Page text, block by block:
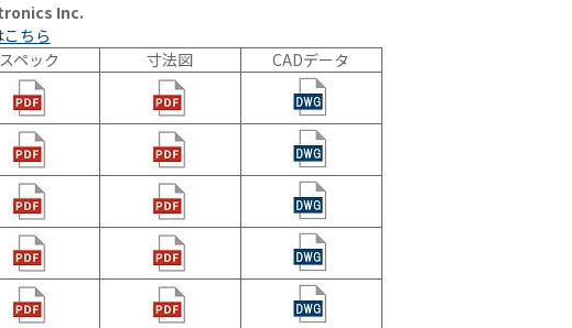
ービ
ス
教育
機関
向け
iPad
修理
パッ
ク
社内
ヘル
プデ
スク
器
事例：サービ
ス
Inc.
ちら
スペック 寸法図
CADデータ